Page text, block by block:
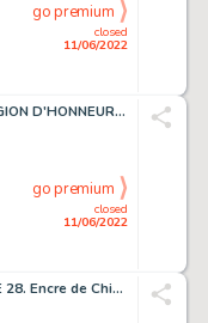
closed
11/06/2022
go premium
LA DEMOISELLE DE LA LEGION D'HONNEUR. Encre de Chine...
closed
11/06/2022
go premium
ACHILLE TALON, PLANCHE 28. Encre de Chine sur papier....